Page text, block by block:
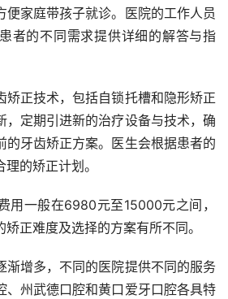
便家庭带孩子就诊。医院的工作人员
者的不同需求提供详细的解答与指
矫正技术，包括自锁托槽和隐形矫正
，定期引进新的治疗设备与技术，确
的牙齿矫正方案。医生会根据患者的
的矫正计划。
用一般在6980元至15000元之间，
正难度及选择的方案有所不同。
渐增多，不同的医院提供不同的服务
、州武德口腔和黄口爱牙口腔各具特